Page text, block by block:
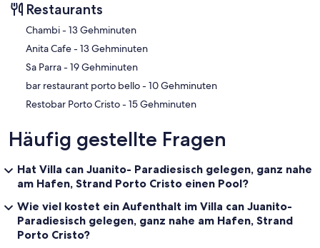
Restaurants
‪Chambi - ‬13 Gehminuten
‪Anita Cafe - ‬13 Gehminuten
‪Sa Parra - ‬19 Gehminuten
‪bar restaurant porto bello - ‬10 Gehminuten
‪Restobar Porto Cristo - ‬15 Gehminuten
Häufig gestellte Fragen
Hat Villa can Juanito- Paradiesisch gelegen, ganz nahe
am Hafen, Strand Porto Cristo einen Pool?
Wie viel kostet ein Aufenthalt im Villa can Juanito-
Paradiesisch gelegen, ganz nahe am Hafen, Strand
Porto Cristo?